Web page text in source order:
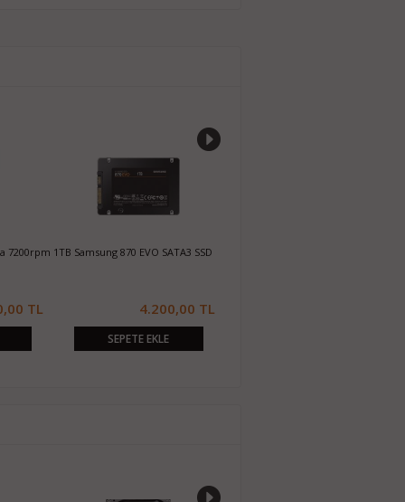
7200rpm
TL
1TB Samsung 870 EVO SATA3 SSD
4.200,00 TL
SEPETE EKLE